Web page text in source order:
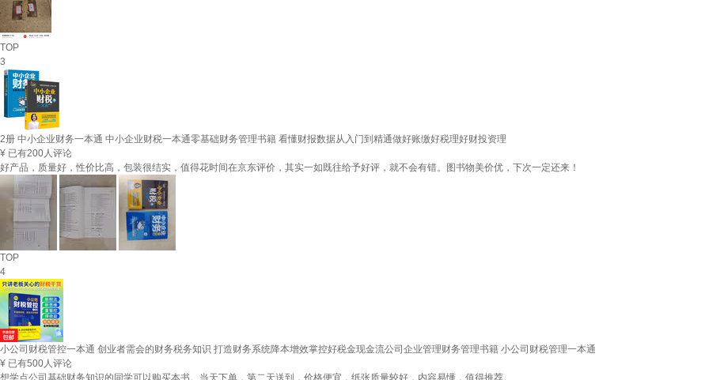
TOP
3
2册 中小企业财务一本通 中小企业财税一本通零基础财务管理书籍 看懂财报数据从入门到精通做好账缴好税理好财投资理
¥ 已有200人评论
好产品，质量好，性价比高，包装很结实，值得花时间在京东评价，其实一如既往给予好评，就不会有错。图书物美价优，下次一定还来！
TOP
4
小公司财税管控一本通 创业者需会的财务税务知识 打造财务系统降本增效掌控好税金现金流公司企业管理财务管理书籍 小公司财税管理一本通
¥ 已有500人评论
想学点公司基础财务知识的同学可以购买本书。当天下单，第二天送到，价格便宜，纸张质量较好，内容易懂，值得推荐。